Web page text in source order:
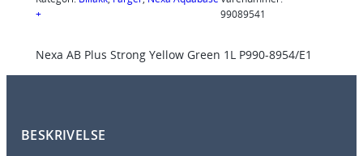
+
99089541
Nexa AB Plus Strong Yellow Green 1L P990-8954/E1
BESKRIVELSE